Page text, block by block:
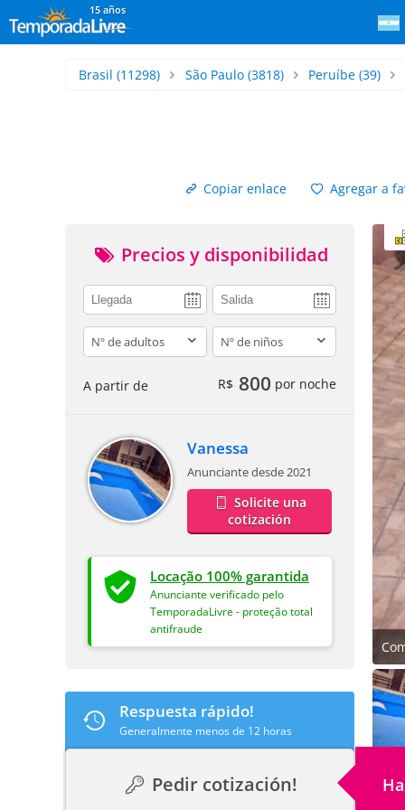
15 años
Brasil (11298) São Paulo(3818) Peruíbe (39)
Copiar enlace
Agregar a
Precios y disponibilidad
adults children
A partir de R$ 800 por noche
Vanessa
Anunciante desde 2021
Solicite una
cotización
Locação 100% garantida
Anunciante verificado pelo
TemporadaLivre - proteção total
antifraude
Respuesta rápido!
Generalmente menos de 12 horas
Pedir cotización!